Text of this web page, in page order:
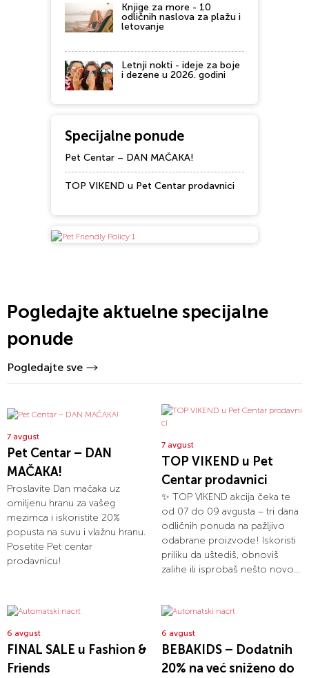
Knjige za more - 10
odličnih naslova za plažu i
letovanje
Letnji nokti - ideje za boje
i dezene u 2026. godini
Specijalne ponude
Pet Centar – DAN MAČAKA!
TOP VIKEND u Pet Centar prodavnici
Pogledajte aktuelne specijalne
ponude
Pogledajte sve
7 avgust
Pet Centar – DAN
MAČAKA!
Proslavite Dan mačaka uz
omiljenu hranu za vašeg
mezimca i iskoristite 20%
popusta na suvu i vlažnu hranu.
Posetite Pet centar
prodavnicu!
7 avgust
TOP VIKEND u Pet
Centar prodavnici
✨ TOP VIKEND akcija čeka te
od 07 do 09 avgusta – tri dana
odličnih ponuda na pažljivo
odabrane proizvode! Iskoristi
priliku da uštediš, obnoviš
zalihe ili isprobaš nešto novo...
6 avgust
FINAL SALE u Fashion &
Friends
6 avgust
BEBAKIDS – Dodatnih
20% na već sniženo do